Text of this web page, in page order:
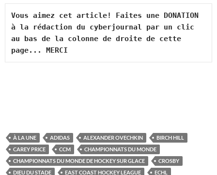
Vous aimez cet article! Faites une DONATION
à la rédaction du cyberjournal par un clic
au bas de la colonne de droite de cette
page... MERCI
À LA UNE ADIDAS ALEXANDER OVECHKIN
BIRCH HILL
CAREY PRICE
CCM
CHAMPIONNATS DU MONDE
CHAMPIONNATS DU MONDE DE HOCKEY SUR GLACE
CROSBY
DIEU DU STADE
EAST COAST HOCKEY LEAGUE
ECHL